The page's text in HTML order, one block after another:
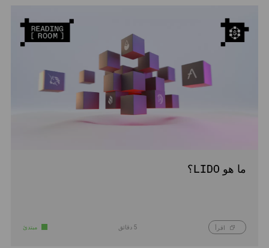
ما هو LIDO؟
اقرأ 5 دقائق مبتدئ